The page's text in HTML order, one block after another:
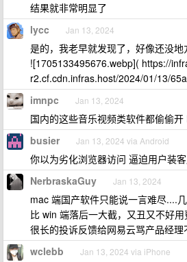
结果就非常明显了
lycc Jan 13, 2024
是的，我老早就发现了，好像还没地
![1705133495676.webp]( https://
r2.cf.cdn.infras.host/2024/01/13/
imnpc Jan 13, 2024
国内的这些音乐视频类软件都偷偷开
busier Jan 13, 2024 via Android
你以为劣化浏览器访问 逼迫用户装
NerbraskaGuy Jan 13, 2024
mac 端国产软件只能说一言难尽....
比 win 端落后一大截，又丑又不好
很长的投诉反馈给网易云骂产品经理
wclebb Jan 13, 2024 via iPhone